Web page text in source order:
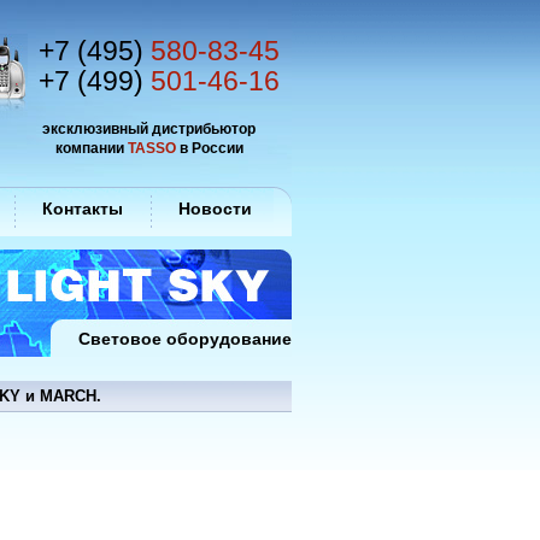
и MARCH.
эксклюзивный дистрибьютор
компании TASSOв России
+7 (495) 580-83-45
+7 (499) 501-46-16
Контакты Новости
Световое оборудование